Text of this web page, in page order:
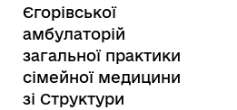
Єгорівської
амбулаторій
загальної практики
сімейної медицини
зі Структури